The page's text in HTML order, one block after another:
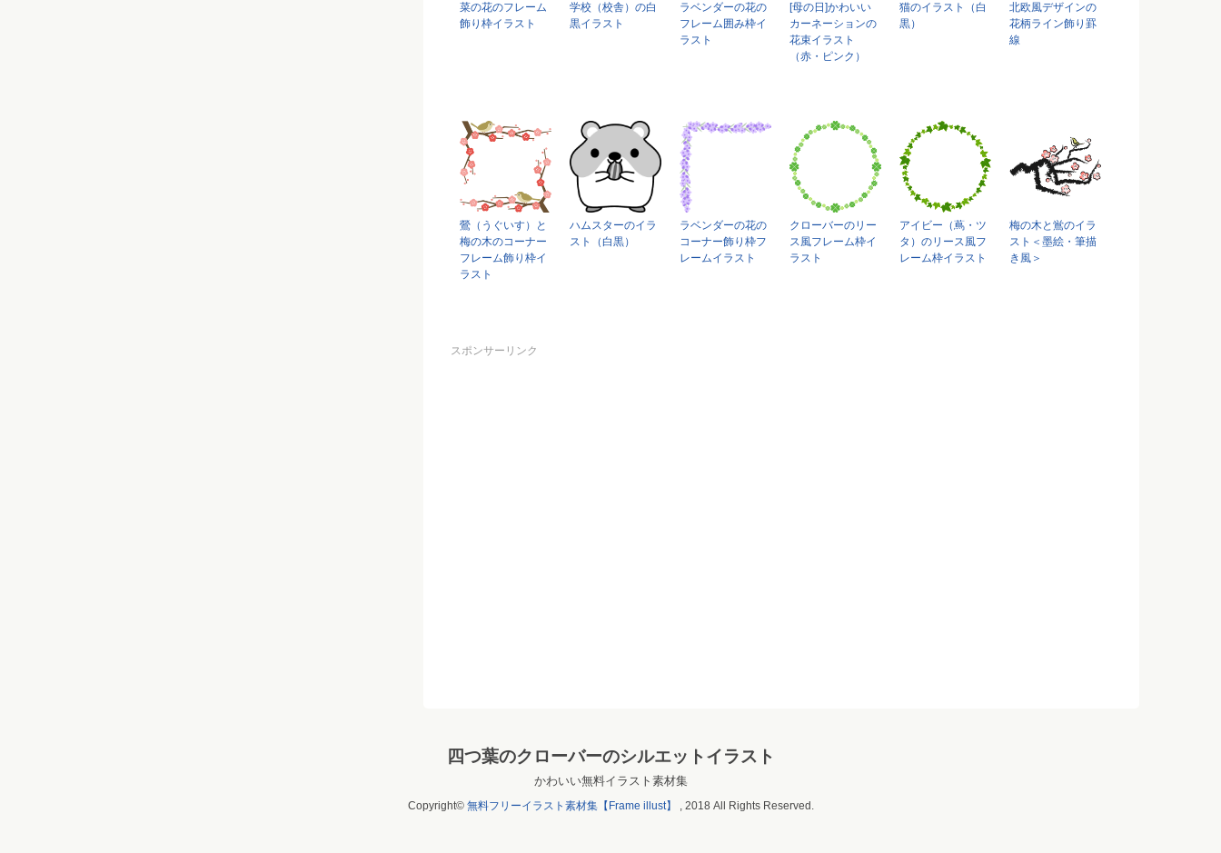
菜の花のフレーム
飾り枠イラスト
学校（校舎）の白
黒イラスト
ラベンダーの花の
フレーム囲み枠イ
ラスト
[母の日]かわいい
カーネーションの
花束イラスト
（赤・ピンク）
猫のイラスト（白
黒）
北欧風デザインの
花柄ライン飾り罫
線
鶯（うぐいす）と
梅の木のコーナー
フレーム飾り枠イ
ラスト
ハムスターのイラ
スト（白黒）
ラベンダーの花の
コーナー飾り枠フ
レームイラスト
クローバーのリー
ス風フレーム枠イ
ラスト
アイビー（蔦・ツ
タ）のリース風フ
レーム枠イラスト
梅の木と鴬のイラ
スト＜墨絵・筆描
き風＞
スポンサーリンク
四つ葉のクローバーのシルエットイラスト
かわいい無料イラスト素材集
Copyright© 無料フリーイラスト素材集【Frame illust】 , 2018 All Rights Reserved.